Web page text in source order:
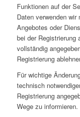
Funktionen auf der
Daten verwenden
Angebotes oder
bei der Registrierung
vollständig
Registrierung
Für wichtige
technisch
Registrierung
Wege zu informieren.